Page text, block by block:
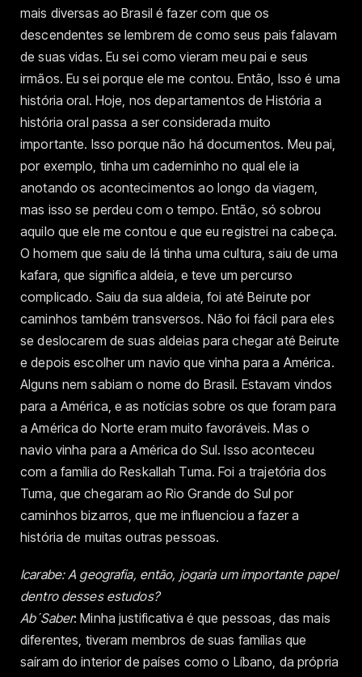
mais diversas ao Brasil é fazer com que os
descendentes se lembrem de como seus pais falavam
de suas vidas. Eu sei como vieram meu pai e seus
irmãos. Eu sei porque ele me contou. Então, Isso é uma
história oral. Hoje, nos departamentos de História a
história oral passa a ser considerada muito
importante. Isso porque não há documentos. Meu pai,
por exemplo, tinha um caderninho no qual ele ia
anotando os acontecimentos ao longo da viagem,
mas isso se perdeu com o tempo. Então, só sobrou
aquilo que ele me contou e que eu registrei na cabeça.
O homem que saiu de lá tinha uma cultura, saiu de uma
kafara, que significa aldeia, e teve um percurso
complicado. Saiu da sua aldeia, foi até Beirute por
caminhos também transversos. Não foi fácil para eles
se deslocarem de suas aldeias para chegar até Beirute
e depois escolher um navio que vinha para a América.
Alguns nem sabiam o nome do Brasil. Estavam vindos
para a América, e as notícias sobre os que foram para
a América do Norte eram muito favoráveis. Mas o
navio vinha para a América do Sul. Isso aconteceu
com a família do Reskallah Tuma. Foi a trajetória dos
Tuma, que chegaram ao Rio Grande do Sul por
caminhos bizarros, que me influenciou a fazer a
história de muitas outras pessoas.
Icarabe: A geografia, então, jogaria um importante papel
dentro desses estudos?
Ab´Saber: Minha justificativa é que pessoas, das mais
diferentes, tiveram membros de suas famílias que
saíram do interior de países como o Líbano, da própria